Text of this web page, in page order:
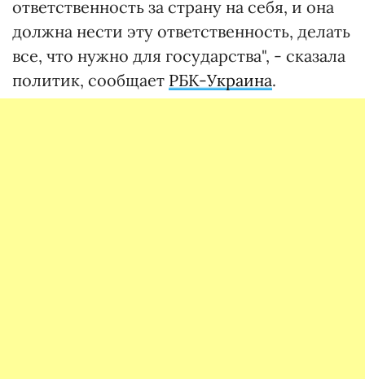
ответственность за страну на себя, и она
должна нести эту ответственность, делать
все, что нужно для государства", - сказала
политик, сообщает РБК-Украина.